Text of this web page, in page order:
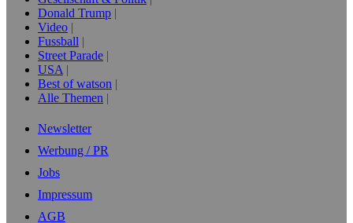
Donald Trump
Video
Fussball
Street Parade
USA
Best of watson
Alle Themen
Newsletter
Werbung / PR
Jobs
Impressum
AGB